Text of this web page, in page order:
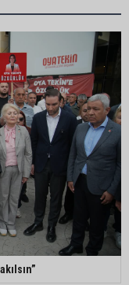
atamaları
Okulları’nda 30 bin
tahliye: Özcan Zenger ve
bırakıldı